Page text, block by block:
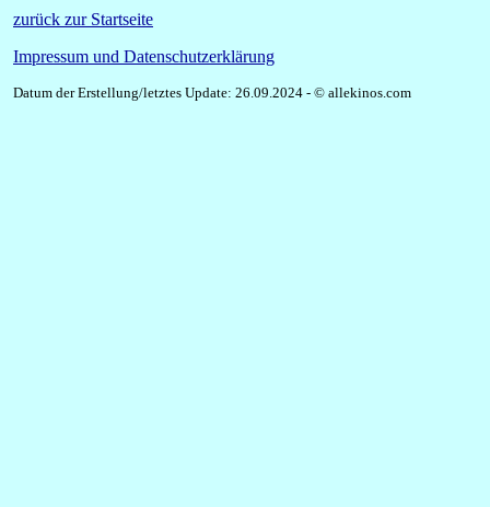
zurück zur Startseite
Impressum und Datenschutzerklärung
Datum der Erstellung/letztes Update: 26.09.2024 - © allekinos.com